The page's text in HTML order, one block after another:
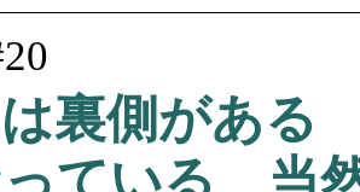
裏側がある
っている 当